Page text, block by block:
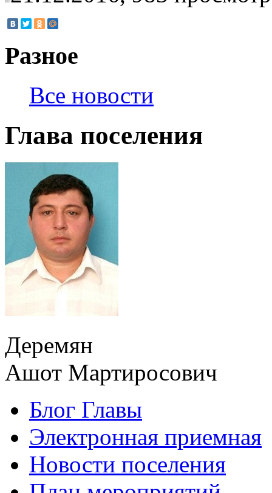
Разное
Все новости
Глава поселения
Деремян
Ашот Мартиросович
Блог Главы
Электронная приемная
Новости поселения